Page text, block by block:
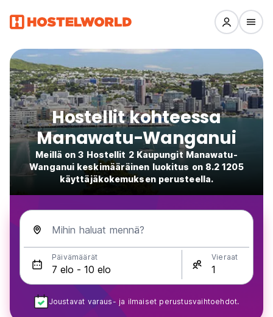
Hostellit kohteessa
Manawatu-Wanganui
Meillä on 3 Hostellit 2 Kaupungit Manawatu-
Wanganui keskimääräinen luokitus on 8.2 1205
käyttäjäkokemuksen perusteella.
Mihin haluat mennä?
Päivämäärät Vieraat
Joustavat varaus- ja ilmaiset perustusvaihtoehdot.